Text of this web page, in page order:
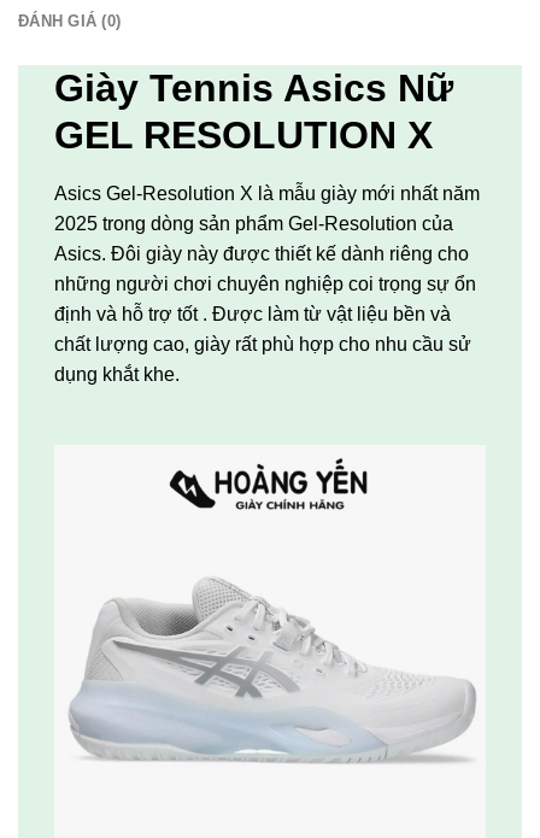
ĐÁNH GIÁ (0)
Giày Tennis Asics Nữ
GEL RESOLUTION X
Asics Gel-Resolution X là mẫu giày mới nhất năm
2025 trong dòng sản phẩm Gel-Resolution của
Asics. Đôi giày này được thiết kế dành riêng cho
những người chơi chuyên nghiệp coi trọng sự ổn
định và hỗ trợ tốt . Được làm từ vật liệu bền và
chất lượng cao, giày rất phù hợp cho nhu cầu sử
dụng khắt khe.